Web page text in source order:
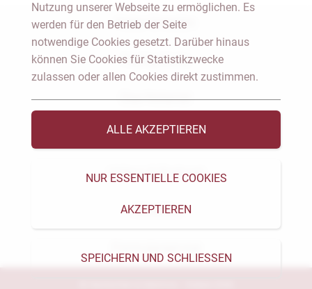
Notar Dresden
Fachgebiete
Das Notariat
Vorträge & Veröffentlichungen
Videos & Podcast
Aktuelles
Nutzung unserer Webseite zu ermöglichen. Es
werden für den Betrieb der Seite
notwendige Cookies gesetzt. Darüber hinaus
können Sie Cookies für Statistikzwecke
zulassen oder allen Cookies direkt zustimmen.
ALLE AKZEPTIEREN
NUR ESSENTIELLE COOKIES
AKZEPTIEREN
SPEICHERN UND SCHLIESSEN